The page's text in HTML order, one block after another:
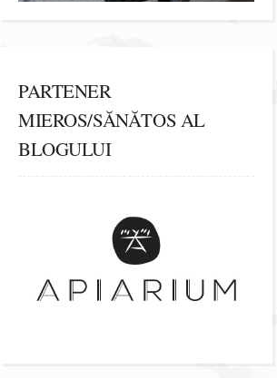
PARTENER
MIEROS/SĂNĂTOS AL
BLOGULUI